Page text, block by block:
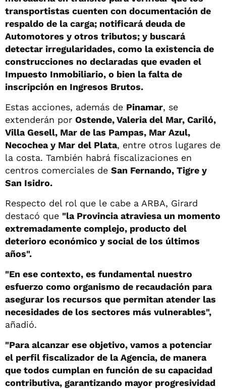
transportistas cuenten con documentación de
respaldo de la carga; notificará deuda de
Automotores y otros tributos; y buscará
detectar irregularidades, como la existencia de
construcciones no declaradas que evaden el
Impuesto Inmobiliario, o bien la falta de
inscripción en Ingresos Brutos.
Estas acciones, además de Pinamar, se
extenderán por Ostende, Valeria del Mar, Cariló,
Villa Gesell, Mar de las Pampas, Mar Azul,
Necochea y Mar del Plata, entre otros lugares de
la costa. También habrá fiscalizaciones en
centros comerciales de San Fernando, Tigre y
San Isidro.
Respecto del rol que le cabe a ARBA, Girard
destacó que "la Provincia atraviesa un momento
extremadamente complejo, producto del
deterioro económico y social de los últimos
años".
"En ese contexto, es fundamental nuestro
esfuerzo como organismo de recaudación para
asegurar los recursos que permitan atender las
necesidades de los sectores más vulnerables",
añadió.
"Para alcanzar ese objetivo, vamos a potenciar
el perfil fiscalizador de la Agencia, de manera
que todos cumplan en función de su capacidad
contributiva, garantizando mayor progresividad